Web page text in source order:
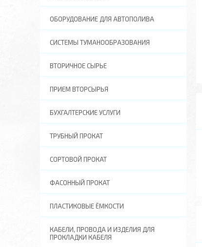
ОБОРУДОВАНИЕ ДЛЯ АВТОПОЛИВА
СИСТЕМЫ ТУМАНООБРАЗОВАНИЯ
ВТОРИЧНОЕ СЫРЬЕ
ПРИЕМ ВТОРСЫРЬЯ
БУХГАЛТЕРСКИЕ УСЛУГИ
ТРУБНЫЙ ПРОКАТ
СОРТОВОЙ ПРОКАТ
ФАСОННЫЙ ПРОКАТ
ПЛАСТИКОВЫЕ ЁМКОСТИ
КАБЕЛИ, ПРОВОДА И ИЗДЕЛИЯ ДЛЯ
ПРОКЛАДКИ КАБЕЛЯ